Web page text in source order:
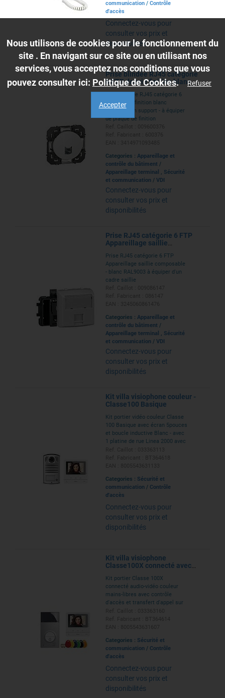
communication / Contrôle
d'accès
Connectez-vous pour
consulter vos prix et
disponibilités
Prise blindée RJ45 catégorie
6 FTP dooxie finition blanc
Prise blindée RJ45 catégorie 6
FTP dooxie finition blanc
équipée d'un support - à équiper
de plaque de finition
Categories : Appareillage et
contrôle du bâtiment /
Appareillage terminal , Sécurité
et communication / VDI
Connectez-vous pour
consulter vos prix et
disponibilités
Prise RJ45 catégorie 6 FTP
Appareillage saillie
Prise RJ45 catégorie 6 FTP
Appareillage saillie composable
- blanc RAL9003 à équiper d'un
cadre saillie
Categories : Appareillage et
contrôle du bâtiment /
Appareillage terminal , Sécurité
et communication / VDI
Connectez-vous pour
consulter vos prix et
disponibilités
Kit villa visiophone couleur -
Classe100 Basique
Kit portier vidéo couleur Classe
100 Basique avec écran 5pouces
et boucle inductive Blanc - avec
1 platine de rue Linea 2000 avec
Categories : Sécurité et
communication / Contrôle
d'accès
Connectez-vous pour
consulter vos prix et
disponibilités
Kit villa visiophone
Classe100X connecté avec
Kit portier Classe 100X
connecté audio-vidéo couleur
mains-libres avec contrôle
d'accès et transfert d'appel sur
Categories : Sécurité et
communication / Contrôle
d'accès
Connectez-vous pour
consulter vos prix et
disponibilités
Nous utilisons de cookies pour le fonctionnement du
site . En navigant sur ce site ou en utilisant nos
services, vous acceptez nos conditions que vous
pouvez consulter ici: Politique de Cookies. Refuser
Accepter